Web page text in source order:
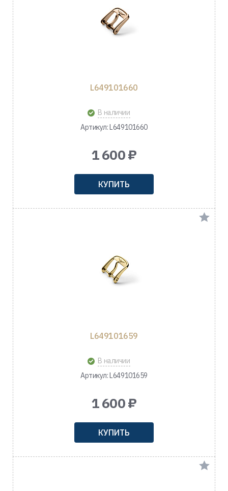
L649101660
В наличии
Артикул: L649101660
1 600 ₽
КУПИТЬ
L649101659
В наличии
Артикул: L649101659
1 600 ₽
КУПИТЬ